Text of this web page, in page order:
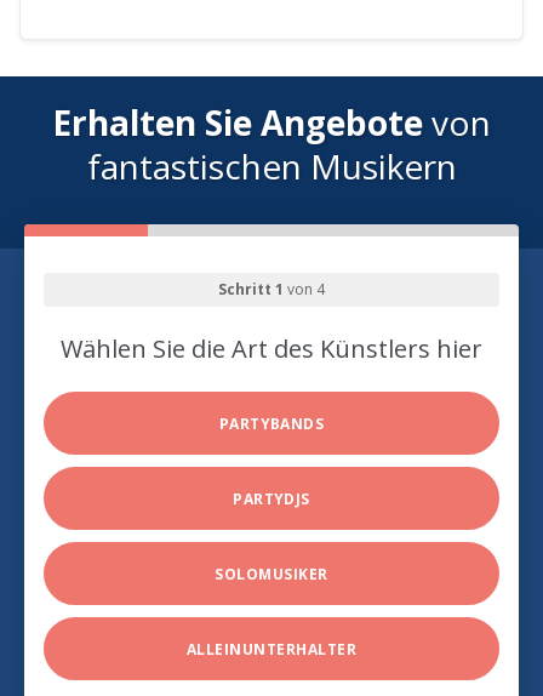
Erhalten Sie Angebotevon
fantastischen Musikern
Schritt 1 von 4
Wählen Sie die Art des Künstlers hier
PARTYBANDS
PARTYDJS
SOLOMUSIKER
ALLEINUNTERHALTER